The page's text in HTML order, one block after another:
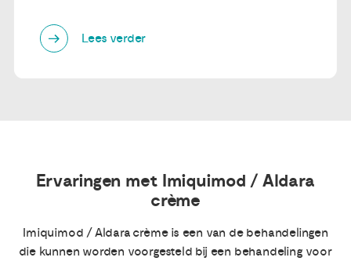
Lees verder
Ervaringen met Imiquimod / Aldara
crème
Imiquimod / Aldara crème is een van de behandelingen
die kunnen worden voorgesteld bij een behandeling voor